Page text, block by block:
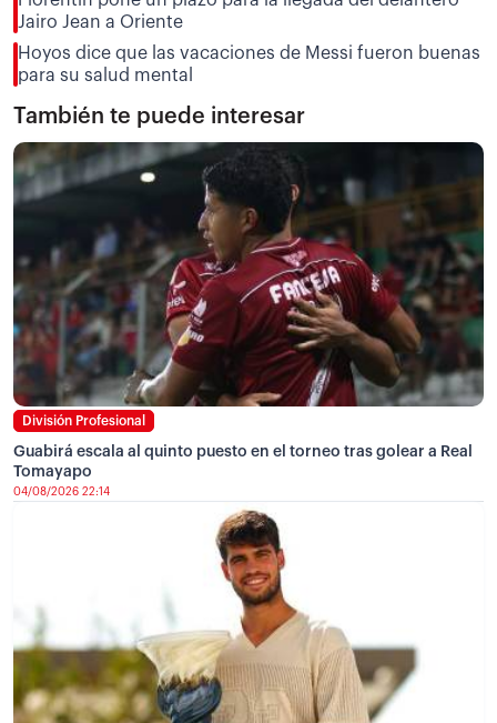
Jairo Jean a Oriente
Hoyos dice que las vacaciones de Messi fueron buenas
para su salud mental
También te puede interesar
División Profesional
Guabirá escala al quinto puesto en el torneo tras golear a Real
Tomayapo
04/08/2026 22:14